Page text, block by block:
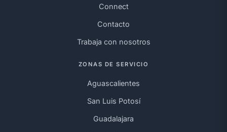
Connect
Contacto
Trabaja con nosotros
ZONAS DE SERVICIO
Aguascalientes
San Luis Potosí
Guadalajara